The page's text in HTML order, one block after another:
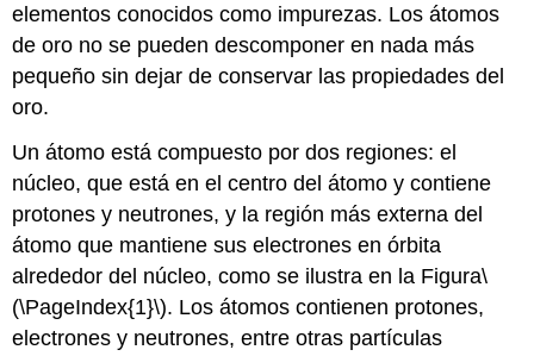
elementos conocidos como impurezas. Los átomos
de oro no se pueden descomponer en nada más
pequeño sin dejar de conservar las propiedades del
oro.
Un átomo está compuesto por dos regiones: el
núcleo, que está en el centro del átomo y contiene
protones y neutrones, y la región más externa del
átomo que mantiene sus electrones en órbita
alrededor del núcleo, como se ilustra en la Figura\
(\PageIndex{1}\). Los átomos contienen protones,
electrones y neutrones, entre otras partículas